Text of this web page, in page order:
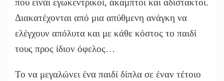
που είναι εγωκεντρικοί, άκαμπτοι και αδίστακτοι.
Διακατέχονται από μια απύθμενη ανάγκη να
ελέγχουν απόλυτα και με κάθε κόστος το παιδί
τους προς ίδιον όφελος…
Το να μεγαλώνει ένα παιδί δίπλα σε έναν τέτοιο